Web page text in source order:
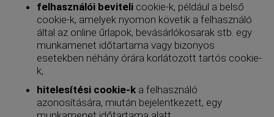
felhasználói beviteli cookie-k, például a belső
cookie-k, amelyek nyomon követik a felhasználó
által az online űrlapok, bevásárlókosarak stb. egy
munkamenet időtartama vagy bizonyos
esetekben néhány órára korlátozott tartós cookie-
k,
hitelesítési cookie-k a felhasználó
azonosítására, miután bejelentkezett, egy